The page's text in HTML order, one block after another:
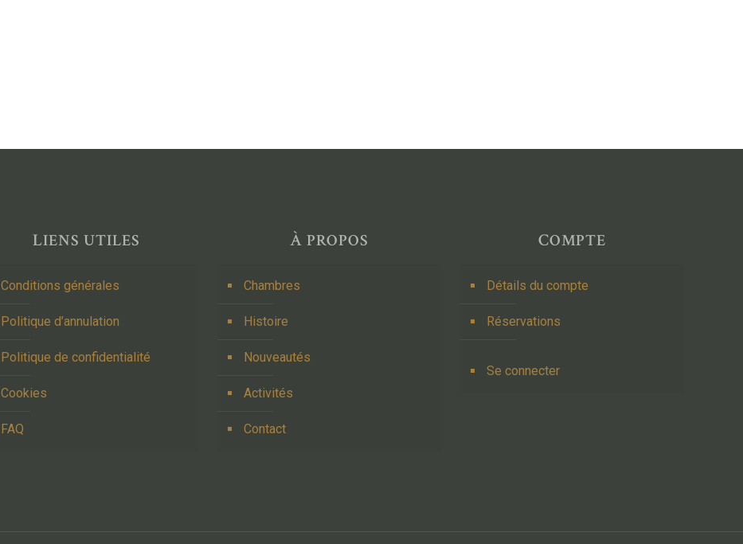
LIENS UTILES
Conditions générales
Politique d’annulation
Politique de confidentialité
Cookies
FAQ
À PROPOS
Chambres
Histoire
Nouveautés
Activités
Contact
COMPTE
Détails du compte
Réservations
Se connecter